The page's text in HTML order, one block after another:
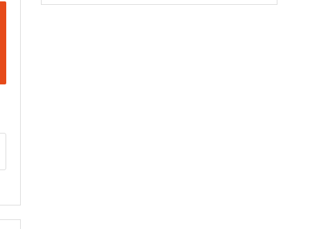
响；<&list>3.稳定器的转向胶套和球头